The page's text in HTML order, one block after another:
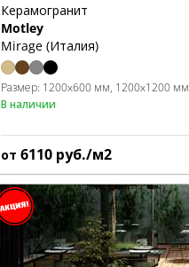
Керамогранит
Motley
Mirage (Италия)
Размер: 1200x600 мм 1200x1200 мм
В наличии
от 6110 руб./м2